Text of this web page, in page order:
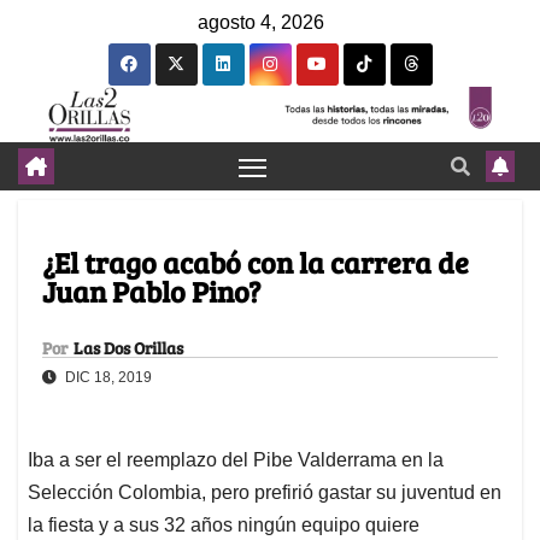
agosto 4, 2026
¿El trago acabó con la carrera de
Juan Pablo Pino?
Por Las Dos Orillas
DIC 18, 2019
Iba a ser el reemplazo del Pibe Valderrama en la
Selección Colombia, pero prefirió gastar su juventud en
la fiesta y a sus 32 años ningún equipo quiere